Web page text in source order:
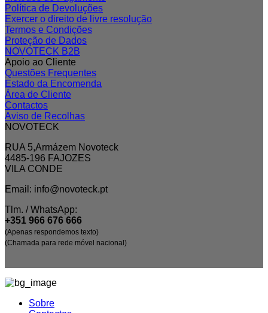
Política de Devoluções
Exercer o direito de livre resolução
Termos e Condições
Proteção de Dados
NOVOTECK B2B
Apoio ao Cliente
Questões Frequentes
Estado da Encomenda
Área de Cliente
Contactos
Aviso de Recolhas
NOVOTECK
RUA 5,Armázem Novoteck
4485-196 FAJOZES
VILA CONDE
Email: info@novoteck.pt
Tlm. / WhatsApp:
+351 966 676 666
(Apenas respondemos texto)
(Chamada para rede móvel nacional)
Sobre